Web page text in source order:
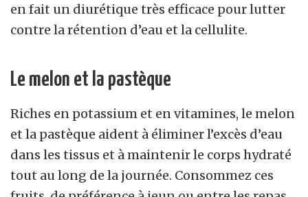
en fait un diurétique très efficace pour lutter
contre la rétention d’eau et la cellulite.
Le melon et la pastèque
Riches en potassium et en vitamines, le melon
et la pastèque aident à éliminer l’excès d’eau
dans les tissus et à maintenir le corps hydraté
tout au long de la journée. Consommez ces